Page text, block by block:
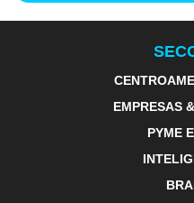
EMPRESAS
PYME